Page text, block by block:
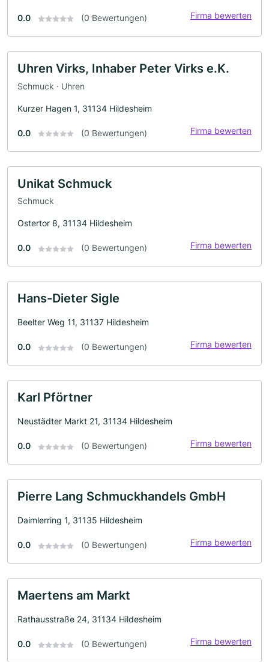
0.0 (0 Bewertungen) Firma bewerten
Uhren Virks, Inhaber Peter Virks e.K.
Schmuck · Uhren
Kurzer Hagen 1, 31134 Hildesheim
0.0 (0 Bewertungen) Firma bewerten
Unikat Schmuck
Schmuck
Ostertor 8, 31134 Hildesheim
0.0 (0 Bewertungen) Firma bewerten
Hans-Dieter Sigle
Beelter Weg 11, 31137 Hildesheim
0.0 (0 Bewertungen) Firma bewerten
Karl Pförtner
Neustädter Markt 21, 31134 Hildesheim
0.0 (0 Bewertungen) Firma bewerten
Pierre Lang Schmuckhandels GmbH
Daimlerring 1, 31135 Hildesheim
0.0 (0 Bewertungen) Firma bewerten
Maertens am Markt
Rathausstraße 24, 31134 Hildesheim
0.0 (0 Bewertungen) Firma bewerten